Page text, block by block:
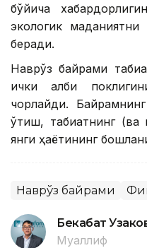
бўйича
экологик
беради.
Наврўз байрами
ички қалби
чорлайди.
ўтиш, табиатнинг (ва
янги ҳаётининг
Наврўз байрами
Бекабат
Муаллиф